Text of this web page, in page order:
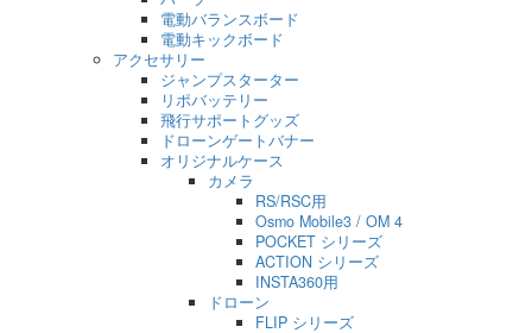
電動バランスボード
電動キックボード
アクセサリー
ジャンプスターター
リポバッテリー
飛行サポートグッズ
ドローンゲートバナー
オリジナルケース
カメラ
RS/RSC用
Osmo Mobile3 / OM 4
POCKET シリーズ
ACTION シリーズ
INSTA360用
ドローン
FLIP シリーズ